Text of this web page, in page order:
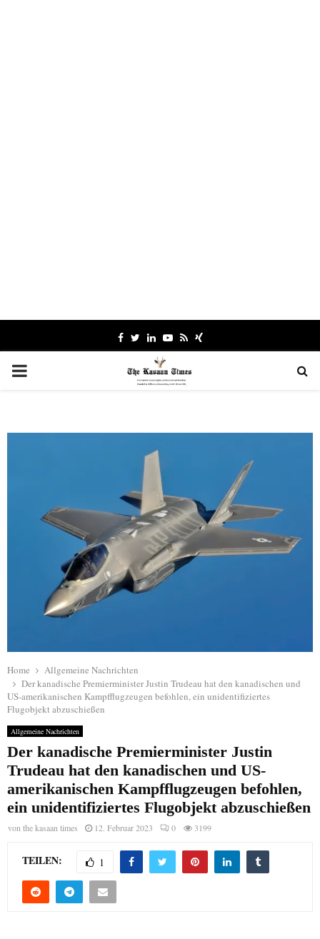
Facebook
TwitterLinkedinYoutube
RssXing
PRIMARY
Home
Allgemeine Nachrichten
Der kanadische Premierminister Justin Trudeau hat den kanadischen und
US-amerikanischen Kampfflugzeugen befohlen, ein unidentifiziertes
Flugobjekt abzuschießen
Allgemeine Nachrichten
Der kanadische Premierminister Justin
Trudeau hat den kanadischen und US-
amerikanischen Kampfflugzeugen befohlen,
ein unidentifiziertes Flugobjekt abzuschießen
von the kasaan times 12. Februar 2023 0 3199
TEILEN: 1